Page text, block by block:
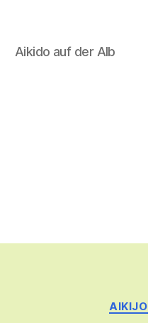
Aikido auf der Alb
AIKIJO